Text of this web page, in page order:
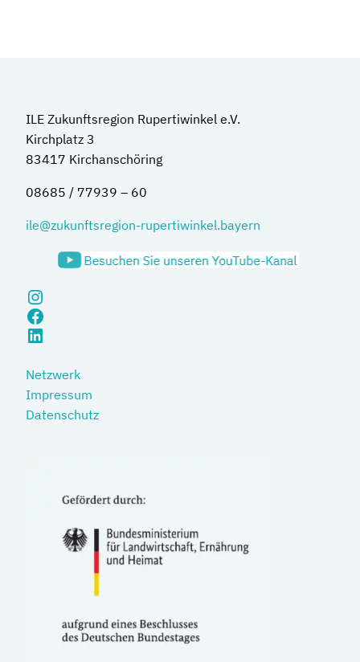
ILE Zukunftsregion Rupertiwinkel e.V.
Kirchplatz 3
83417 Kirchanschöring
08685 / 77939 – 60
ile@zukunftsregion-rupertiwinkel.bayern
Instagram
Facebook
LinkedIn
Netzwerk
Impressum
Datenschutz